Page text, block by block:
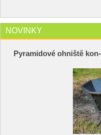
NOVINKY
Pyramidové ohniště